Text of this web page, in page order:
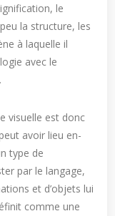
le
la structure, les
à laquelle il
avec le
visuelle est donc
avoir lieu en-
type de
par le langage,
et d’objets lui
comme une